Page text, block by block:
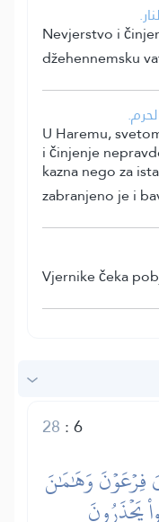
Nevjerstvo i
džehennemsku
U Haremu,
i činjenje
kazna nego za
zabranjeno je i
Vjernike čeka
6
:
28
فِرۡعَوۡنَ وَهَٰمَٰنَ
يَحۡذَرُونَ